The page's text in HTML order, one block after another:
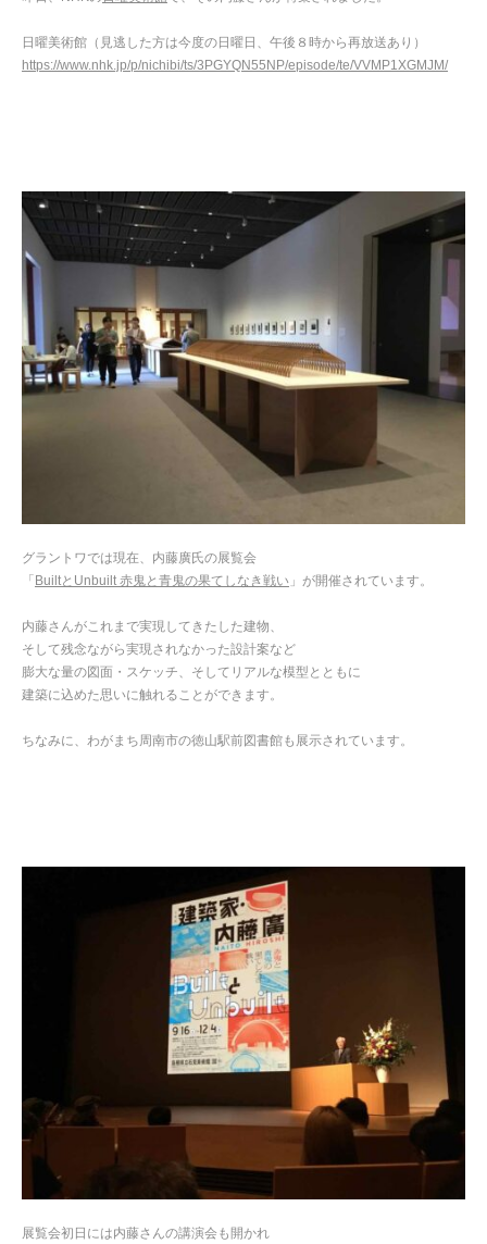
日曜美術館（見逃した方は今度の日曜日、午後８時から再放送あり）
https://www.nhk.jp/p/nichibi/ts/3PGYQN55NP/episode/te/VVMP1XGMJM/
グラントワでは現在、内藤廣氏の展覧会
「 BuiltとUnbuilt 赤鬼と青鬼の果てしなき戦い 」が開催されています。
内藤さんがこれまで実現してきたした建物、
そして残念ながら実現されなかった設計案など
膨大な量の図面・スケッチ、そしてリアルな模型とともに
建築に込めた思いに触れることができます。
ちなみに、わがまち周南市の徳山駅前図書館も展示されています。
展覧会初日には内藤さんの講演会も開かれ